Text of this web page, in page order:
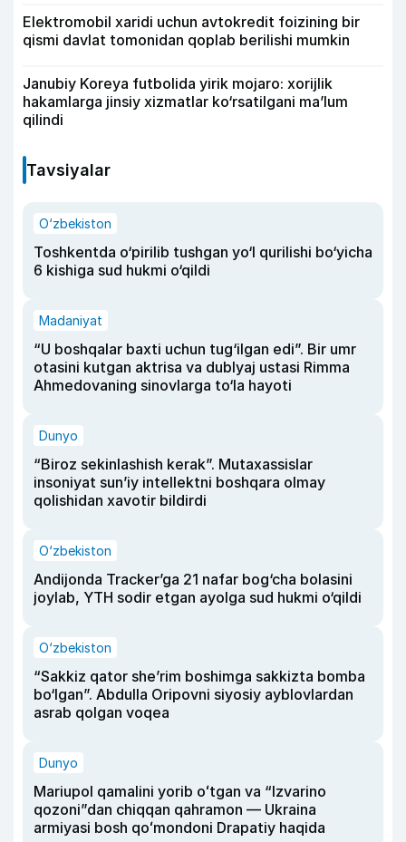
Elektromobil xaridi uchun avtokredit foizining bir
qismi davlat tomonidan qoplab berilishi mumkin
Janubiy Koreya futbolida yirik mojaro: xorijlik
hakamlarga jinsiy xizmatlar ko‘rsatilgani ma’lum
qilindi
Tavsiyalar
O‘zbekiston
Toshkentda o‘pirilib tushgan yo‘l qurilishi bo‘yicha
6 kishiga sud hukmi o‘qildi
Madaniyat
“U boshqalar baxti uchun tug‘ilgan edi”. Bir umr
otasini kutgan aktrisa va dublyaj ustasi Rimma
Ahmedovaning sinovlarga to‘la hayoti
Dunyo
“Biroz sekinlashish kerak”. Mutaxassislar
insoniyat sun’iy intellektni boshqara olmay
qolishidan xavotir bildirdi
O‘zbekiston
Andijonda Tracker’ga 21 nafar bog‘cha bolasini
joylab, YTH sodir etgan ayolga sud hukmi o‘qildi
O‘zbekiston
“Sakkiz qator she’rim boshimga sakkizta bomba
bo‘lgan”. Abdulla Oripovni siyosiy ayblovlardan
asrab qolgan voqea
Dunyo
Mariupol qamalini yorib oʻtgan va “Izvarino
qozoni”dan chiqqan qahramon — Ukraina
armiyasi bosh qoʻmondoni Drapatiy haqida